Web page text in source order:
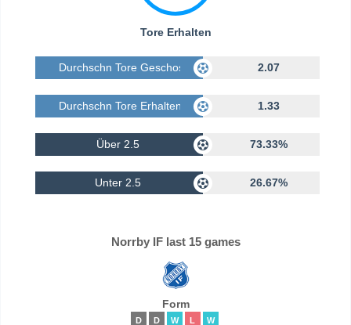
Tore Erhalten
Durchschn Tore Geschossen 2.07
Durchschn Tore Erhalten 1.33
Über 2.5 73.33%
Unter 2.5 26.67%
Norrby IF last 15 games
Form
D D W L W